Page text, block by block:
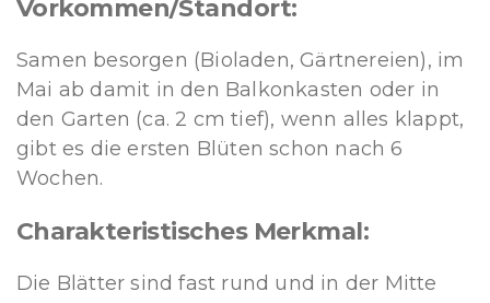
Vorkommen/Standort:
Samen besorgen (Bioladen, Gärtnereien), im
Mai ab damit in den Balkonkasten oder in
den Garten (ca. 2 cm tief), wenn alles klappt,
gibt es die ersten Blüten schon nach 6
Wochen.
Charakteristisches Merkmal:
Die Blätter sind fast rund und in der Mitte